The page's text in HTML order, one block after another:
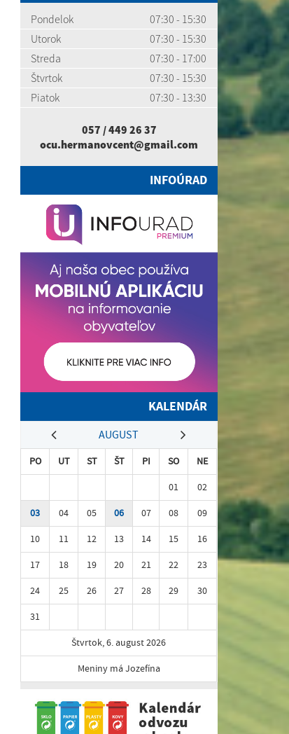
Pondelok
07:30 - 15:30
Utorok
07:30 - 15:30
Streda
07:30 - 17:00
Štvrtok
07:30 - 15:30
Piatok
07:30 - 13:30
057 / 449 26 37
ocu.hermanovcent@gmail.com
INFOÚRAD
KALENDÁR
AUGUST
PO UT ST ŠT PI SO
NE
01
02
03
04 05 06 07 08
09
10
11 12 13 14 15
16
17
18 19 20 21 22
23
24
25 26 27 28 29
30
31
Štvrtok, 6. august 2026
Meniny má Jozefína